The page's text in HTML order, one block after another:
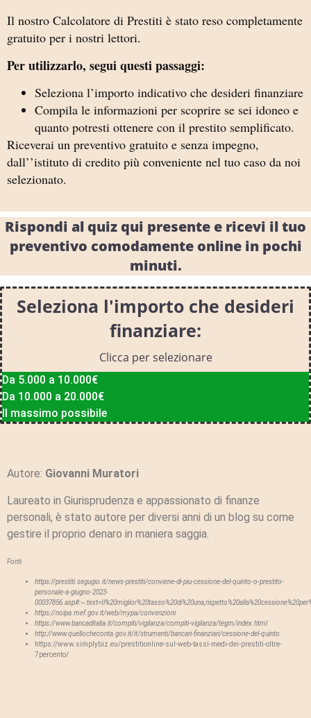
Il nostro Calcolatore di Prestiti è stato reso completamente
gratuito per i nostri lettori.
Per utilizzarlo, segui questi passaggi:
Seleziona l’importo indicativo che desideri finanziare
Compila le informazioni per scoprire se sei idoneo e
quanto potresti ottenere con il prestito semplificato.
Riceverai un preventivo gratuito e senza impegno,
dall’’istituto di credito più conveniente nel tuo caso da noi
selezionato.
Rispondi al quiz qui presente e ricevi il tuo
preventivo comodamente online in pochi
minuti.
Seleziona l'importo che desideri
finanziare:
Clicca per selezionare
Da 5.000 a 10.000€
Da 10.000 a 20.000€
Il massimo possibile
Autore: Giovanni Muratori
Laureato in Giurisprudenza e appassionato di finanze
personali, è stato autore per diversi anni di un blog su come
gestire il proprio denaro in maniera saggia.
Fonti
https://prestiti.segugio.it/news-prestiti/conviene-di-piu-cessione-del-quinto-o-prestito-
personale-a-giugno-2023-
https://noipa.mef.gov.it/web/mypa/convenzioni
https://www.bancaditalia.it/compiti/vigilanza/compiti-vigilanza/tegm/index.html
http://www.quellocheconta.gov.it/it/strumenti/bancari-finanziari/cessione-del-quinto
https://www.simplybiz.eu/prestitionline-sul-web-tassi-medi-dei-prestiti-oltre-
7percento/